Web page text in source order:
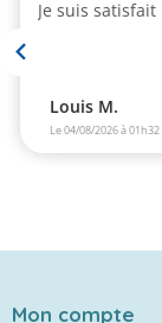
Mon compte